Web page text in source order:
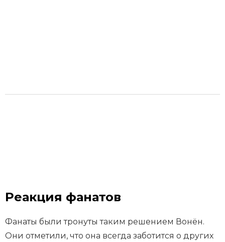
Реакция фанатов
Фанаты были тронуты таким решением Вонён.
Они отметили, что она всегда заботится о других